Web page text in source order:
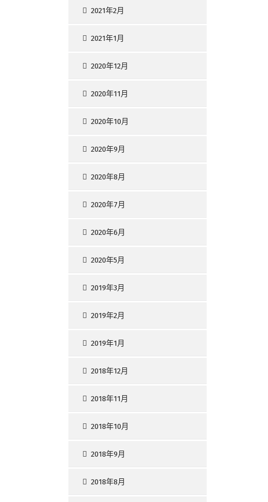
2021年2月
2021年1月
2020年12月
2020年11月
2020年10月
2020年9月
2020年8月
2020年7月
2020年6月
2020年5月
2019年3月
2019年2月
2019年1月
2018年12月
2018年11月
2018年10月
2018年9月
2018年8月